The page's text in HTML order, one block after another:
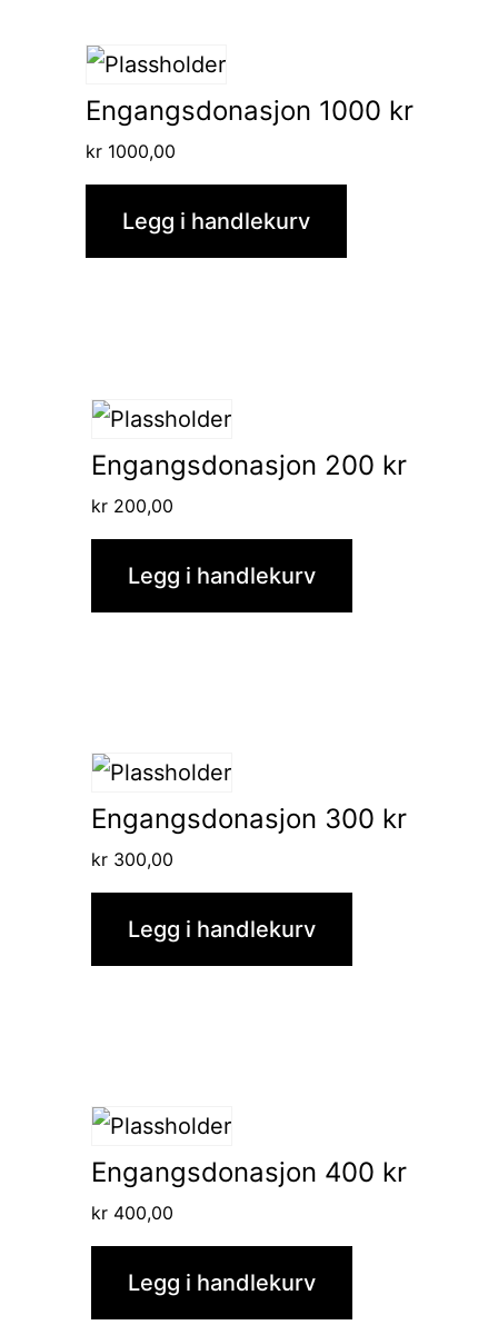
Engangsdonasjon 1000 kr
kr1000,00
Legg i handlekurv
Engangsdonasjon 200 kr
kr 200,00
Legg i handlekurv
Engangsdonasjon 300 kr
kr 300,00
Legg i handlekurv
Engangsdonasjon 400 kr
kr 400,00
Legg i handlekurv